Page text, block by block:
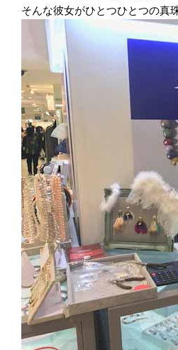
そんな彼女がひとつひとつの真